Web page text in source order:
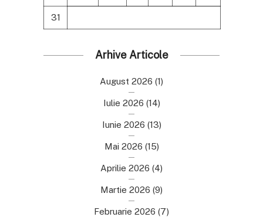
31
Arhive Articole
August 2026 (1)
Iulie 2026 (14)
Iunie 2026 (13)
Mai 2026 (15)
Aprilie 2026 (4)
Martie 2026 (9)
Februarie 2026 (7)